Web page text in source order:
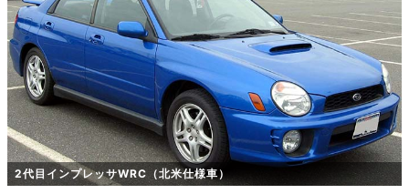
2代目インプレッサWRC（北米仕様車）